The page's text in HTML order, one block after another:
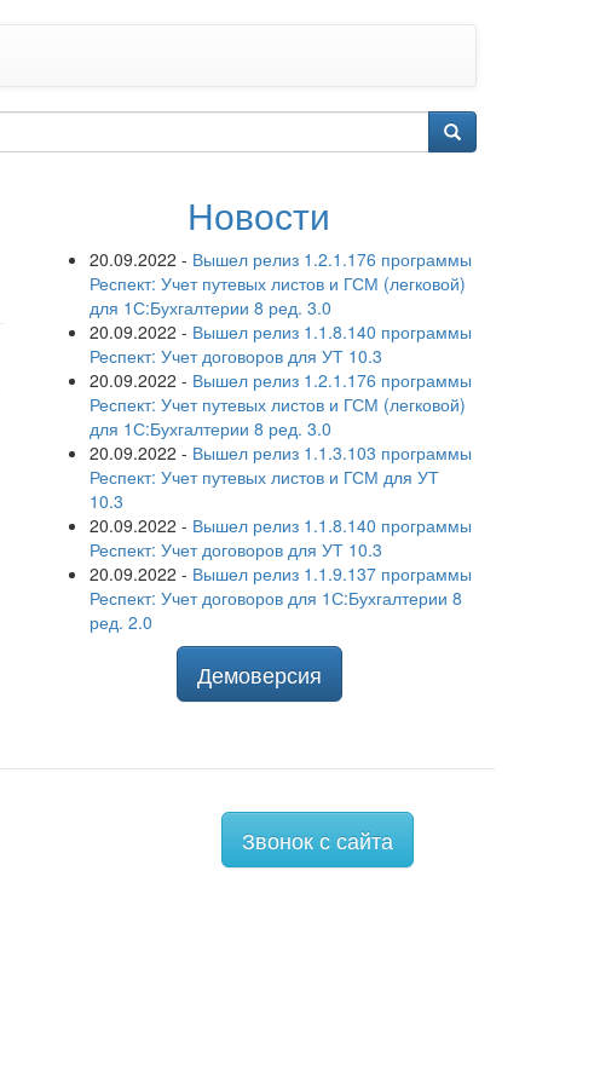
Новости
20.09.2022 - Вышел релиз 1.2.1.176 программы
Респект: Учет путевых листов и ГСМ (легковой)
для 1С:Бухгалтерии 8 ред. 3.0
20.09.2022 - Вышел релиз 1.1.8.140 программы
Респект: Учет договоров для УТ 10.3
20.09.2022 - Вышел релиз 1.2.1.176 программы
Респект: Учет путевых листов и ГСМ (легковой)
для 1С:Бухгалтерии 8 ред. 3.0
20.09.2022 - Вышел релиз 1.1.3.103 программы
Респект: Учет путевых листов и ГСМ для УТ
10.3
20.09.2022 - Вышел релиз 1.1.8.140 программы
Респект: Учет договоров для УТ 10.3
20.09.2022 - Вышел релиз 1.1.9.137 программы
Респект: Учет договоров для 1С:Бухгалтерии 8
ред. 2.0
Демоверсия
Звонок с сайта